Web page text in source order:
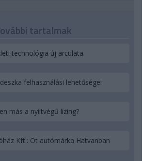
tartalmak
technológia új arculata
felhasználási lehetőségei
más a nyíltvégű lízing?
Kft.: Öt autómárka Hatvanban